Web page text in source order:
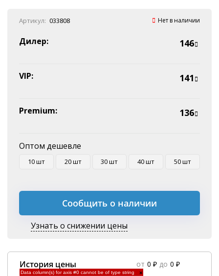
Наличные
Эквайринг
Оплата на P/C
Артикул: 033808 Нет в наличии
Дилер: 146
VIP: 141
Premium: 136
Оптом дешевле
10 шт 20 шт 30 шт 40 шт 50 шт
Сообщить о наличии
Узнать о снижении цены
История цены от 0 ₽ до 0 ₽
Data column(s) for axis #0 cannot be of type string ×